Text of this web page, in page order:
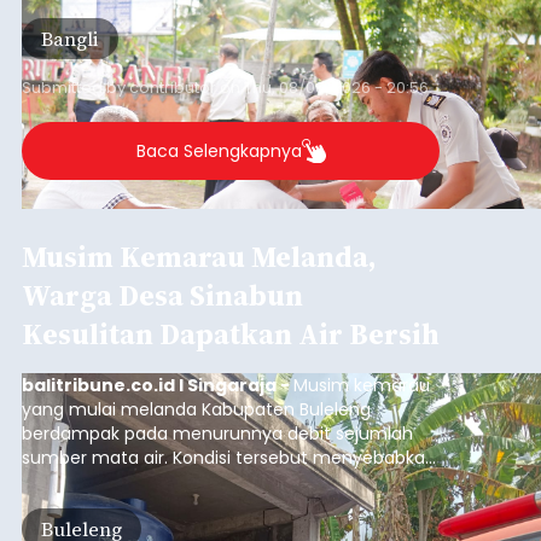
(6/8/2026).
Bangli
Submitted bycontributor Thu, 08/06/2026 - 20:56
Baca Selengkapnya
Musim Kemarau Melanda,
Warga Desa Sinabun
Kesulitan Dapatkan Air Bersih
balitribune.co.id I Singaraja -Musim kemarau
yang mulai melanda Kabupaten Buleleng
berdampak pada menurunnya debit sejumlah
sumber mata air. Kondisi tersebut menyebabkan
warga di beberapa desa mulai mengalami
kesulitan mendapatkan air bersih, terutama
untuk memenuhi kebutuhan mandi, cuci, dan
Buleleng